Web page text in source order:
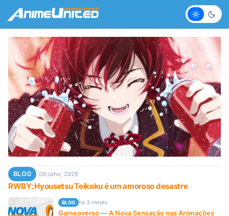
Claro
BLOG 09 julho, 2026
RWBY: Hyousetsu Teikoku é um amoroso desastre
BLOG há 3 meses
Gameoverso — A Nova Sensação nas Animações